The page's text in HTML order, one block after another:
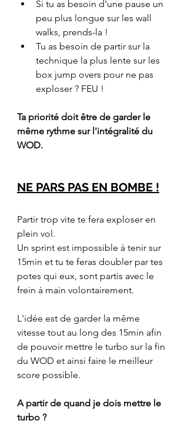
Si tu as besoin d'une pause un
peu plus longue sur les wall
walks, prends-la !
Tu as besoin de partir sur la
technique la plus lente sur les
box jump overs pour ne pas
exploser ? FEU !
Ta priorité doit être de garder le
même rythme sur l'intégralité du
WOD.
NE PARS PAS EN BOMBE !
Partir trop vite te fera exploser en
plein vol.
Un sprint est impossible à tenir sur
15min et tu te feras doubler par tes
potes qui eux, sont partis avec le
frein à main volontairement.
L'idée est de garder la même
vitesse tout au long des 15min afin
de pouvoir mettre le turbo sur la fin
du WOD et ainsi faire le meilleur
score possible.
A partir de quand je dois mettre le
turbo ?